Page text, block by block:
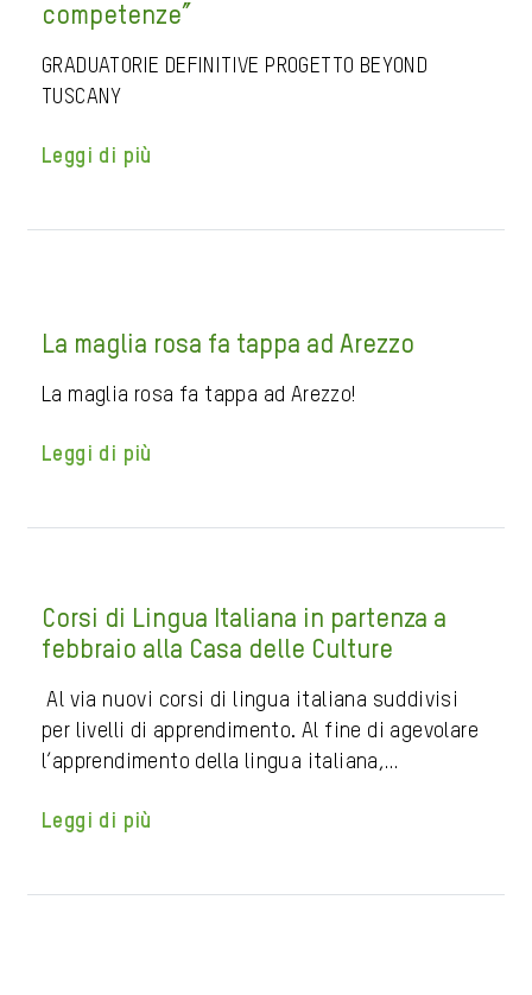
competenze”
GRADUATORIE DEFINITIVE PROGETTO BEYOND
TUSCANY
Leggi di più
La maglia rosa fa tappa ad Arezzo
La maglia rosa fa tappa ad Arezzo!
Leggi di più
Corsi di Lingua Italiana in partenza a
febbraio alla Casa delle Culture
Al via nuovi corsi di lingua italiana suddivisi
per livelli di apprendimento. Al fine di agevolare
l’apprendimento della lingua italiana,…
Leggi di più